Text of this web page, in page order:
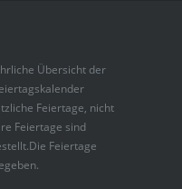
Übersicht der
Feiertage, nicht
Feiertage sind
Feiertage